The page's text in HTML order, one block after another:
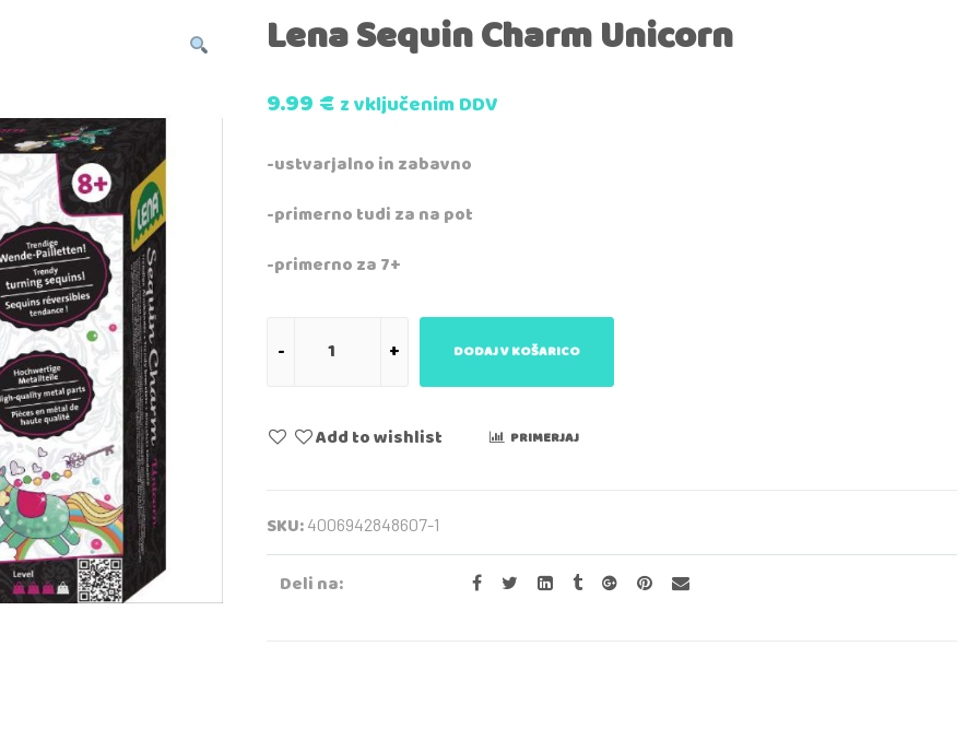
Lena Sequin Charm Unicorn
9.99€z vključenim DDV
-ustvarjalno in zabavno
-primerno tudi za na pot
-primerno za 7+
DODAJ V KOŠARICO
Add to wishlist PRIMERJAJ
SKU: 4006942848607-1
Deli na: